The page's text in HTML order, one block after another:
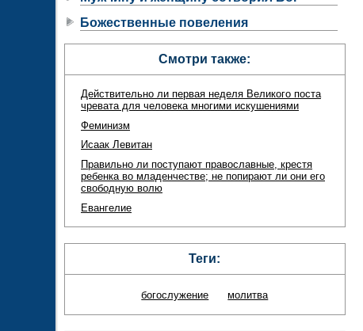
Божественные повеления
Смотри также:
Действительно ли первая неделя Великого поста
чревата для человека многими искушениями
Феминизм
Исаак Левитан
Правильно ли поступают православные, крестя
ребенка во младенчестве; не попирают ли они его
свободную волю
Евангелие
Теги:
богослужение молитва